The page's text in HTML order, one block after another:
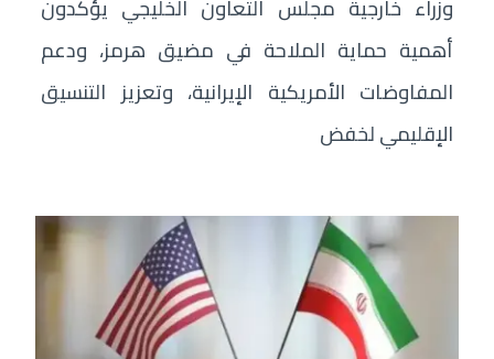
وزراء خارجية مجلس التعاون الخليجي يؤكدون
أهمية حماية الملاحة في مضيق هرمز، ودعم
المفاوضات الأمريكية الإيرانية، وتعزيز التنسيق
الإقليمي لخفض